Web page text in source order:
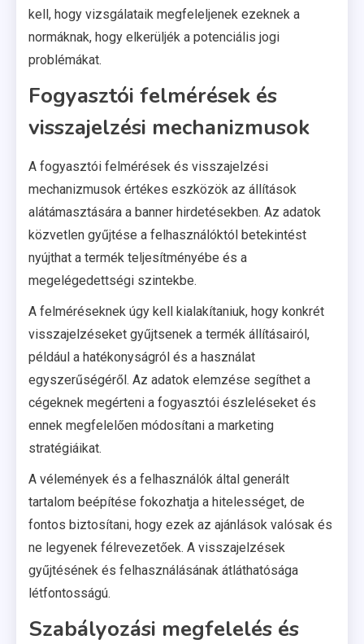
kell, hogy vizsgálataik megfeleljenek ezeknek a
normáknak, hogy elkerüljék a potenciális jogi
problémákat.
Fogyasztói felmérések és
visszajelzési mechanizmusok
A fogyasztói felmérések és visszajelzési
mechanizmusok értékes eszközök az állítások
alátámasztására a banner hirdetésekben. Az adatok
közvetlen gyűjtése a felhasználóktól betekintést
nyújthat a termék teljesítményébe és a
megelégedettségi szintekbe.
A felméréseknek úgy kell kialakítaniuk, hogy konkrét
visszajelzéseket gyűjtsenek a termék állításairól,
például a hatékonyságról és a használat
egyszerűségéről. Az adatok elemzése segíthet a
cégeknek megérteni a fogyasztói észleléseket és
ennek megfelelően módosítani a marketing
stratégiáikat.
A vélemények és a felhasználók által generált
tartalom beépítése fokozhatja a hitelességet, de
fontos biztosítani, hogy ezek az ajánlások valósak és
ne legyenek félrevezetőek. A visszajelzések
gyűjtésének és felhasználásának átláthatósága
létfontosságú.
Szabályozási megfelelés és